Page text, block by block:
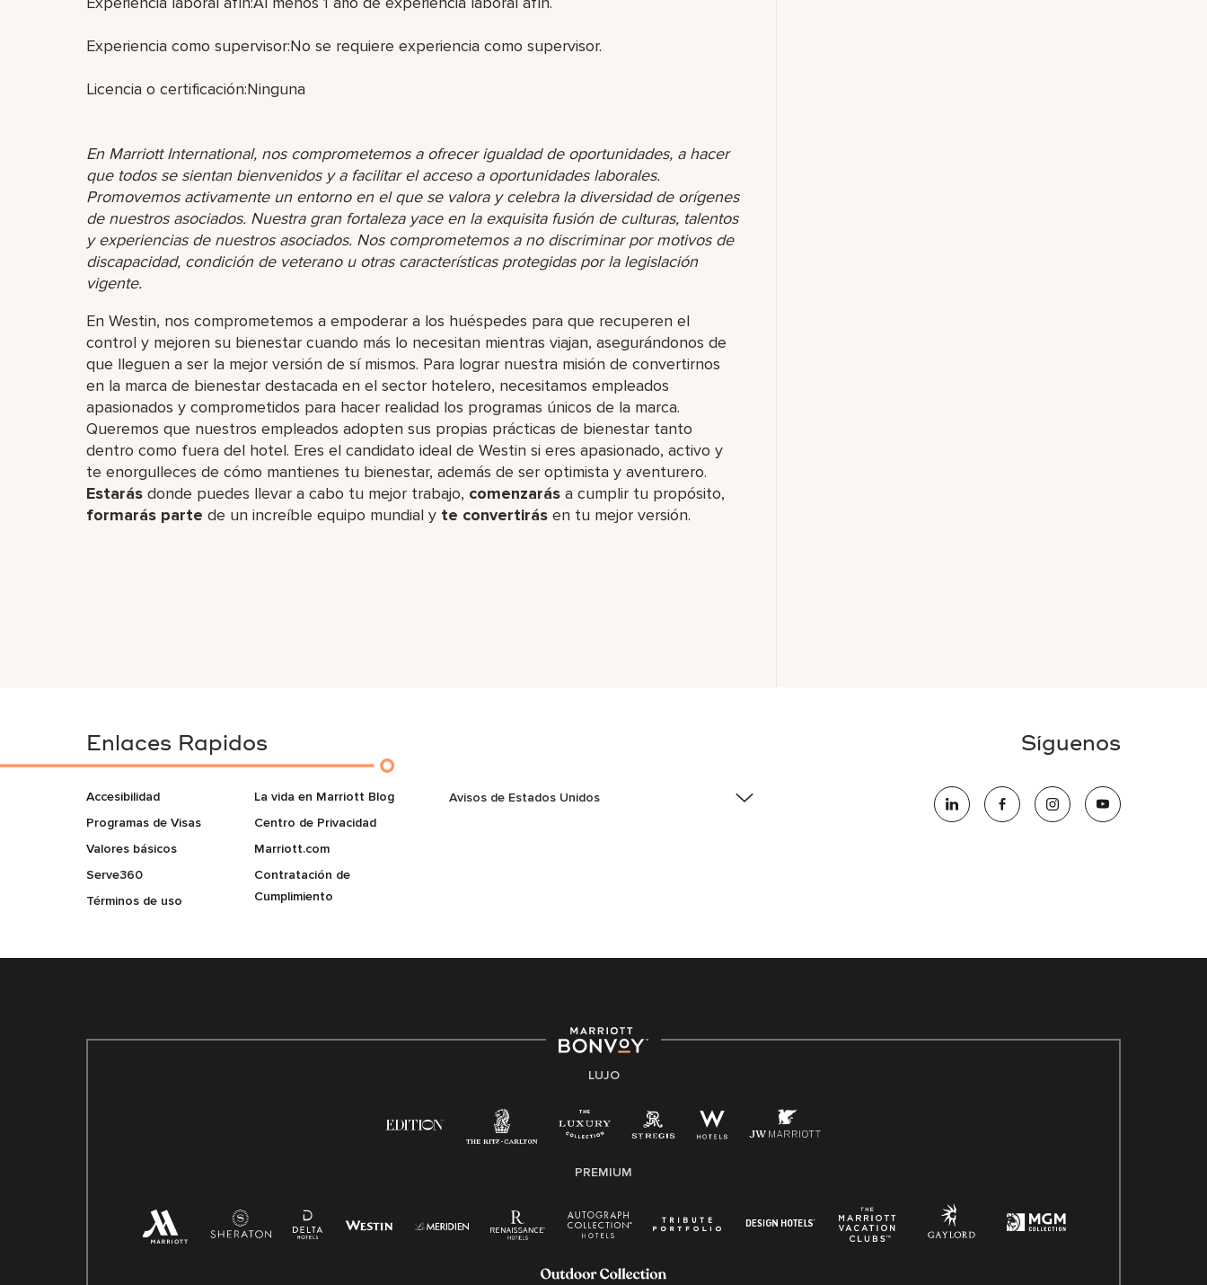
Experiencia como supervisor:No se requiere experiencia como supervisor.
Licencia o certificación:Ninguna
En Marriott International, nos comprometemos a ofrecer igualdad de oportunidades, a hacer
que todos se sientan bienvenidos y a facilitar el acceso a oportunidades laborales.
Promovemos activamente un entorno en el que se valora y celebra la diversidad de orígenes
de nuestros asociados. Nuestra gran fortaleza yace en la exquisita fusión de culturas, talentos
y experiencias de nuestros asociados. Nos comprometemos a no discriminar por motivos de
discapacidad, condición de veterano u otras características protegidas por la legislación
vigente.
En Westin, nos comprometemos a empoderar a los huéspedes para que recuperen el
control y mejoren su bienestar cuando más lo necesitan mientras viajan, asegurándonos de
que lleguen a ser la mejor versión de sí mismos. Para lograr nuestra misión de convertirnos
en la marca de bienestar destacada en el sector hotelero, necesitamos empleados
apasionados y comprometidos para hacer realidad los programas únicos de la marca.
Queremos que nuestros empleados adopten sus propias prácticas de bienestar tanto
dentro como fuera del hotel. Eres el candidato ideal de Westin si eres apasionado, activo y
te enorgulleces de cómo mantienes tu bienestar, además de ser optimista y aventurero.
Estarás donde puedes llevar a cabo tu mejor trabajo,​ comenzarás a cumplir tu propósito,
formarás parte de un increíble​ equipo mundial y te convertirás en tu mejor versión.
Enlaces Rapidos
Accesibilidad
Programas de Visas
Valores básicos
Serve360
Términos de uso
La vida en Marriott Blog
Centro de Privacidad
Marriott.com
Contratación de
Cumplimiento
Avisos de Estados Unidos
motivos de discapacidad, condición de veterano o
cualquier otra base protegida por leyes federales,
E-Verify Inglés/Español
Derecho a trabajar inglés/español
(EPPA)
Ley de licencia familiar y médica (FMLA)
Síguenos
LUJO
PREMIUM